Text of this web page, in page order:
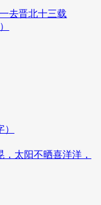
一去晋北十三载
太阳不晒喜洋洋，